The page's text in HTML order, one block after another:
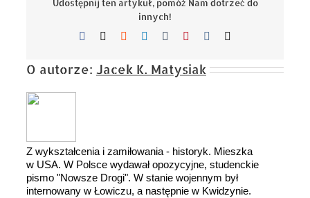
Udostępnij ten artykuł, pomóż Nam dotrzeć do
innych!
Facebook Reddit LinkedIn
TumblrPinterest
O autorze: Jacek K. Matysiak
Z wykształcenia i zamiłowania - historyk. Mieszka
w USA. W Polsce wydawał opozycyjne, studenckie
pismo "Nowsze Drogi". W stanie wojennym był
internowany w Łowiczu, a następnie w Kwidzynie.